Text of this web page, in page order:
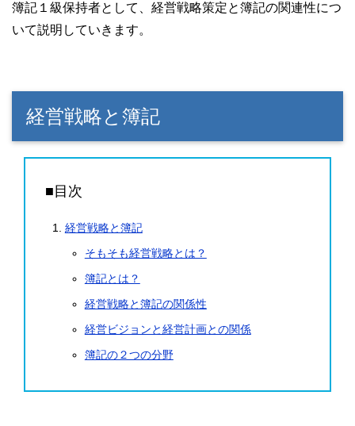
簿記１級保持者として、経営戦略策定と簿記の関連性につ
いて説明していきます。
経営戦略と簿記
■目次
経営戦略と簿記
そもそも経営戦略とは？
簿記とは？
経営戦略と簿記の関係性
経営ビジョンと経営計画との関係
簿記の２つの分野